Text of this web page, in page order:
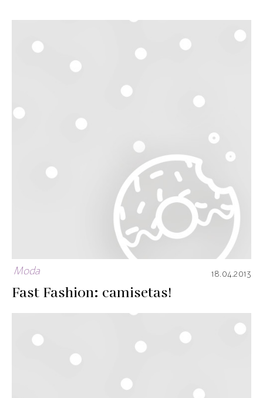
Moda 18.04.2013
Fast Fashion: camisetas!